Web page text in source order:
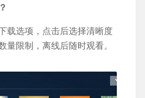
载选项，点击后选择清晰度
量限制，离线后随时观看。